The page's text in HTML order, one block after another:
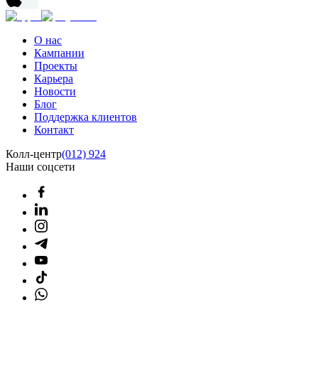
О нас
Кампании
Проекты
Карьера
Новости
Блог
Поддержка клиентов
Контакт
Колл-центр(012) 924
Наши соцсети